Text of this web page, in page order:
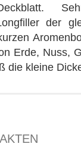
der
Erde, Nuss,
die kleine